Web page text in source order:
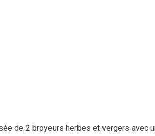
de 2 broyeurs herbes et vergers avec